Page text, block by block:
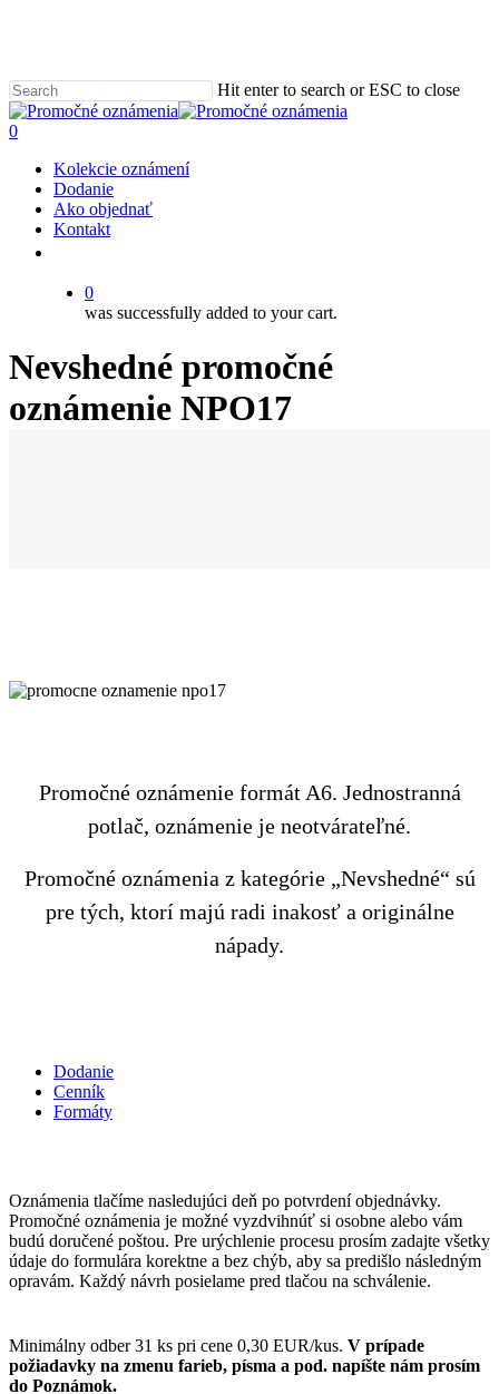
content
Hit enter to search or ESC to close
Close
Search
0
Kolekcie oznámení
Dodanie
Ako objednať
Kontakt
0
was successfully added to your cart.
Nevshedné promočné
oznámenie NPO17
Promočné oznámenie formát A6. Jednostranná
potlač, oznámenie je neotvárateľné.
Promočné oznámenia z kategórie „Nevshedné“ sú
pre tých, ktorí majú radi inakosť a originálne
nápady.
Dodanie
Cenník
Formáty
Oznámenia tlačíme nasledujúci deň po potvrdení objednávky.
Promočné oznámenia je možné vyzdvihnúť si osobne alebo vám
budú doručené poštou. Pre urýchlenie procesu prosím zadajte všetky
údaje do formulára korektne a bez chýb, aby sa predišlo následným
opravám. Každý návrh posielame pred tlačou na schválenie.
Minimálny odber 31 ks pri cene 0,30 EUR/kus. V prípade
požiadavky na zmenu farieb, písma a pod. napíšte nám prosím
do Poznámok.